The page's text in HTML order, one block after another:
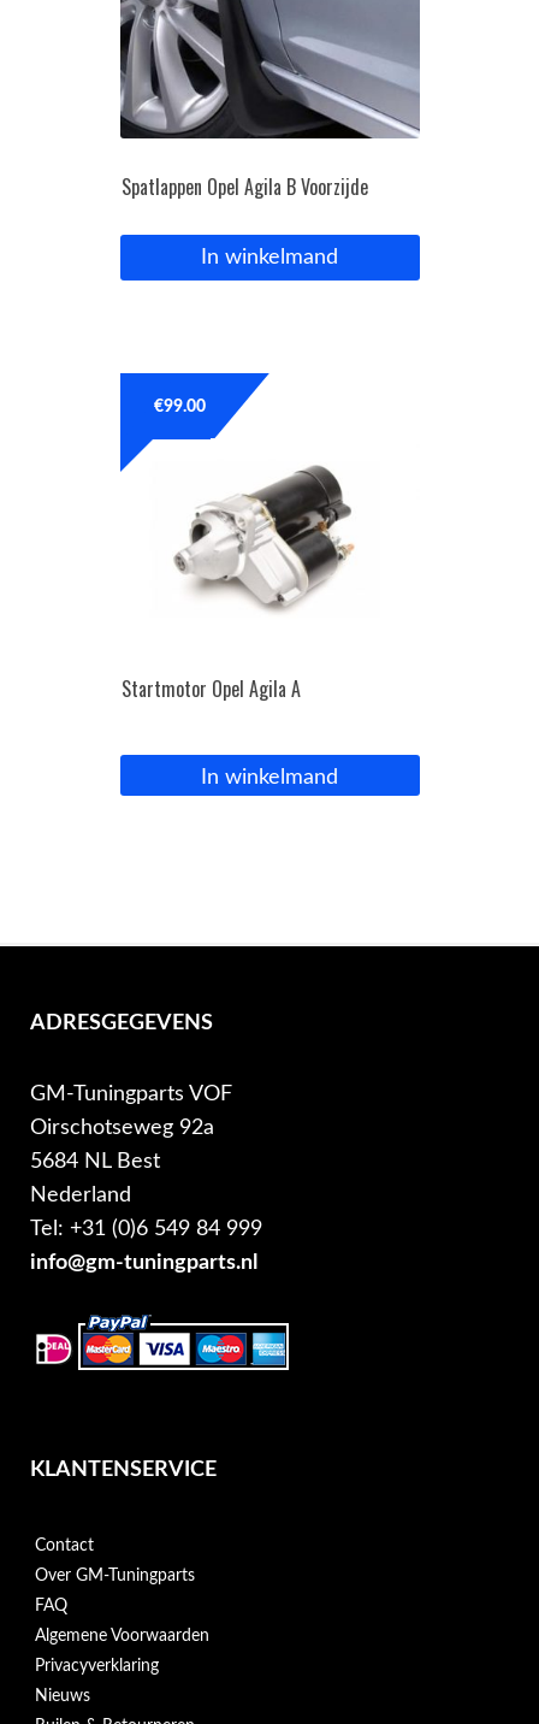
Spatlappen Opel Agila B Voorzijde
In winkelmand
Startmotor Opel Agila A
€99.00
In winkelmand
ADRESGEGEVENS
GM-Tuningparts VOF
Oirschotseweg 92a
5684 NL Best
Nederland
Tel: +31 (0)6 549 84 999
info@gm-tuningparts.nl
KLANTENSERVICE
Contact
Over GM-Tuningparts
FAQ
Algemene Voorwaarden
Privacyverklaring
Nieuws